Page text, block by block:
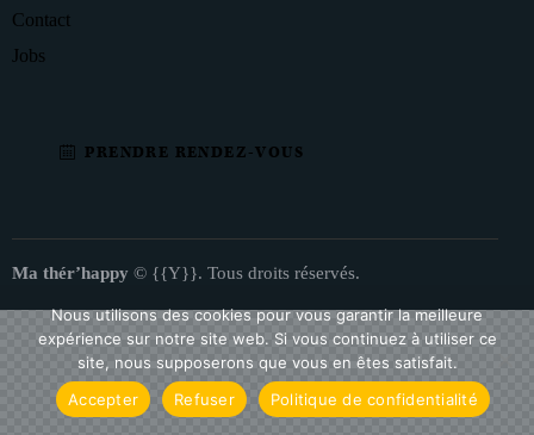
Contact
Jobs
PRENDRE RENDEZ-VOUS
Ma thér’happy © {{Y}}. Tous droits réservés.
Nous utilisons des cookies pour vous garantir la meilleure
expérience sur notre site web. Si vous continuez à utiliser ce
site, nous supposerons que vous en êtes satisfait.
Accepter
Refuser Politique de confidentialité